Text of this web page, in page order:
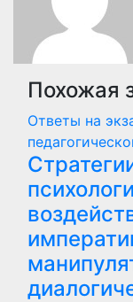
Похожая
Ответы на